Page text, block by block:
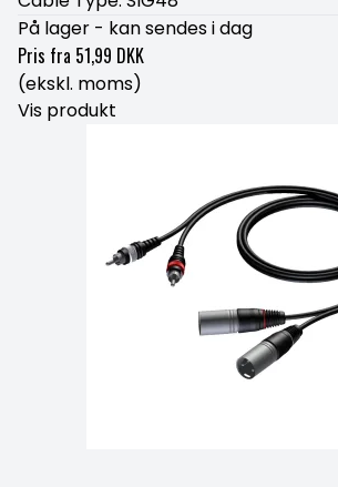
På lager - kan sendes i dag
Pris fra 51,99 DKK
(ekskl. moms)
Vis produkt